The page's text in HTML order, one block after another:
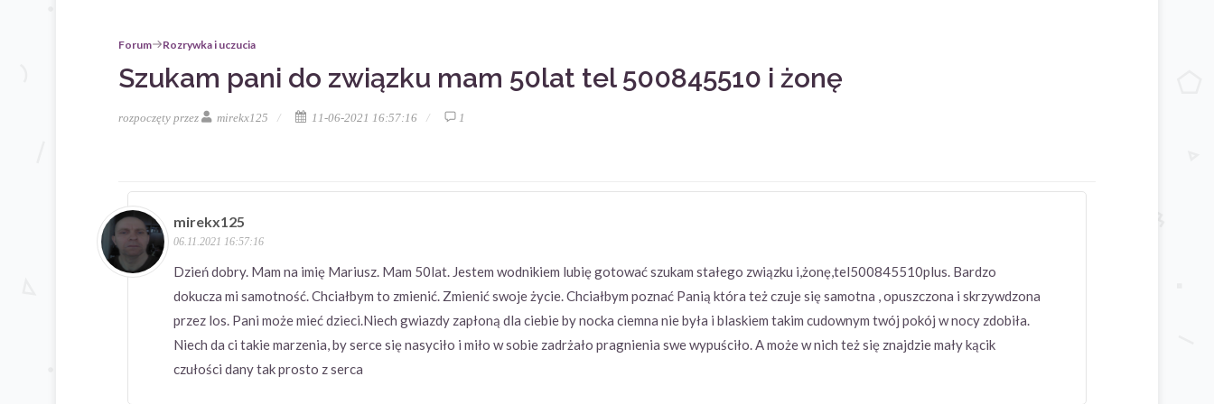
Forum Rozrywka i uczucia
Szukam pani do związku mam 50lat tel 500845510 i żonę
rozpoczęty przez mirekx125 11-06-2021 16:57:16 1
mirekx125
06.11.2021 16:57:16
Dzień dobry. Mam na imię Mariusz. Mam 50lat. Jestem wodnikiem lubię gotować szukam stałego związku i,żonę,tel500845510plus. Bardzo
dokucza mi samotność. Chciałbym to zmienić. Zmienić swoje życie. Chciałbym poznać Panią która też czuje się samotna , opuszczona i skrzywdzona
przez los. Pani może mieć dzieci.Niech gwiazdy zapłoną dla ciebie by nocka ciemna nie była i blaskiem takim cudownym twój pokój w nocy zdobiła.
Niech da ci takie marzenia, by serce się nasyciło i miło w sobie zadrżało pragnienia swe wypuściło. A może w nich też się znajdzie mały kącik
czułości dany tak prosto z serca